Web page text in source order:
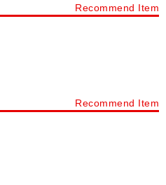
Recommend Item
Recommend Item